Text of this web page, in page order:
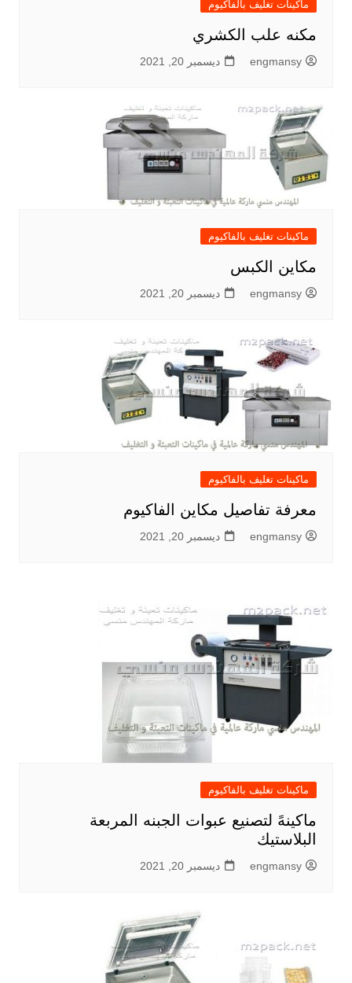
ماكينات تغليف بالفاكيوم
مكنه علب الكشري
engmansy ديسمبر 20, 2021
ماكينات تغليف بالفاكيوم
مكاين الكبس
engmansy ديسمبر 20, 2021
ماكينات تغليف بالفاكيوم
معرفة تفاصيل مكاين الفاكيوم
engmansy ديسمبر 20, 2021
ماكينات تغليف بالفاكيوم
ماكينهً لتصنيع عبوات الجبنه المربعة
البلاستيك
engmansy ديسمبر 20, 2021